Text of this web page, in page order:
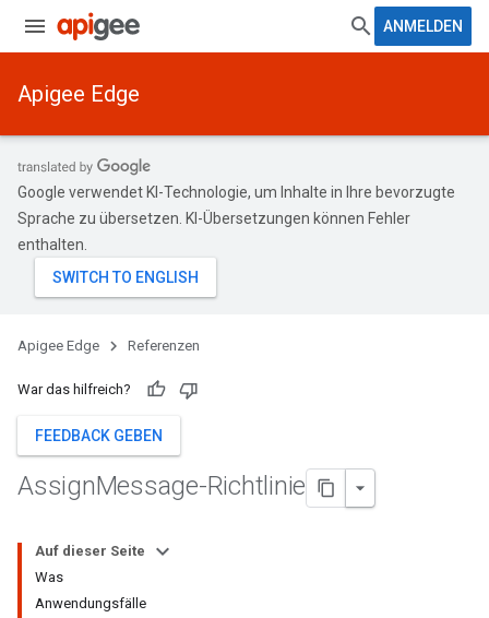
ANMELDEN
Apigee Edge
Google verwendet KI-Technologie, um Inhalte in Ihre bevorzugte
Sprache zu übersetzen. KI-Übersetzungen können Fehler
enthalten.
Apigee Edge Referenzen
War das hilfreich?
FEEDBACK GEBEN
AssignMessage-Richtlinie
Auf dieser Seite
Was
Anwendungsfälle